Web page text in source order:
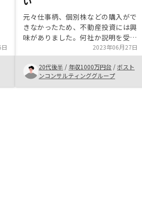
元々仕事柄、個別株などの購入がで
きなかったため、不動産投資には興
味がありました。何社か説明を受け
ましたが、プランが豊富で担当者の
返答もしっかりしていたRenosyさ
んを選ぶことにさせていただいたと
いう経緯です。
2023年06月27日
20代後半 / 年収1000万円台 /ボスト
ンコンサルティンググループ